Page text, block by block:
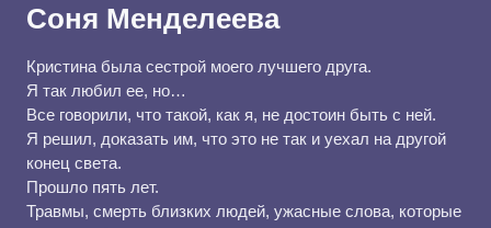
Соня Менделеева
Кристина была сестрой моего лучшего друга.
Я так любил ее, но…
Все говорили, что такой, как я, не достоин быть с ней.
Я решил, доказать им, что это не так и уехал на другой
конец света.
Прошло пять лет.
Травмы, смерть близких людей, ужасные слова, которые